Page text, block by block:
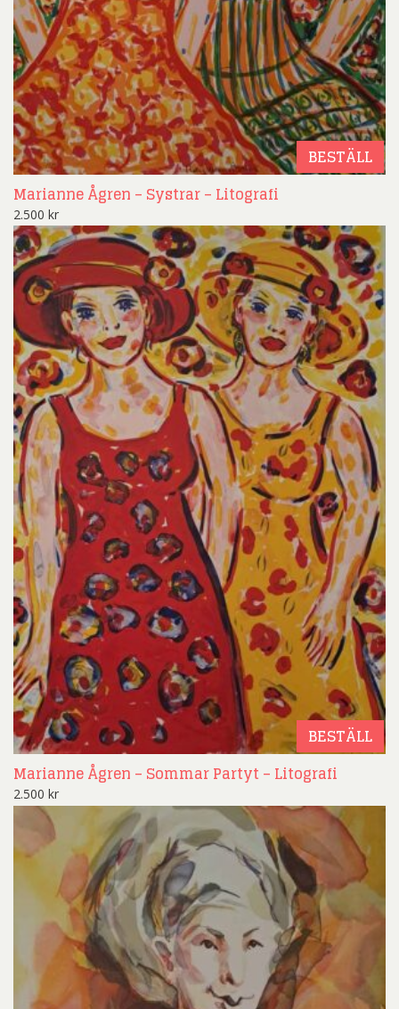
BESTÄLL
Marianne Ågren – Systrar – Litografi
2.500 kr
BESTÄLL
Marianne Ågren – Sommar Partyt – Litografi
2.500 kr